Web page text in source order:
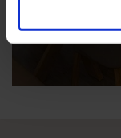
Verwendung
soziale Medien,
Partner führen
haben oder die